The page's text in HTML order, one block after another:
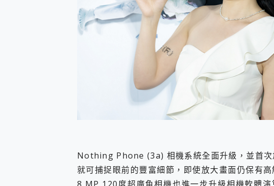
Nothing Phone (3a) 相機系統全面升級，並首
就可捕捉眼前的豐富細節，即使放大畫面仍保有